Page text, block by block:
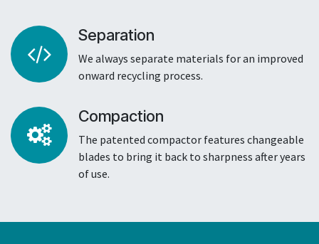
Separation
We always separate materials for an improved
onward recycling process.
Compaction
The patented compactor features changeable
blades to bring it back to sharpness after years
of use.